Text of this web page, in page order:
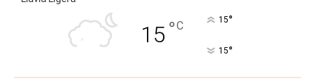
15 °C 15°
15°